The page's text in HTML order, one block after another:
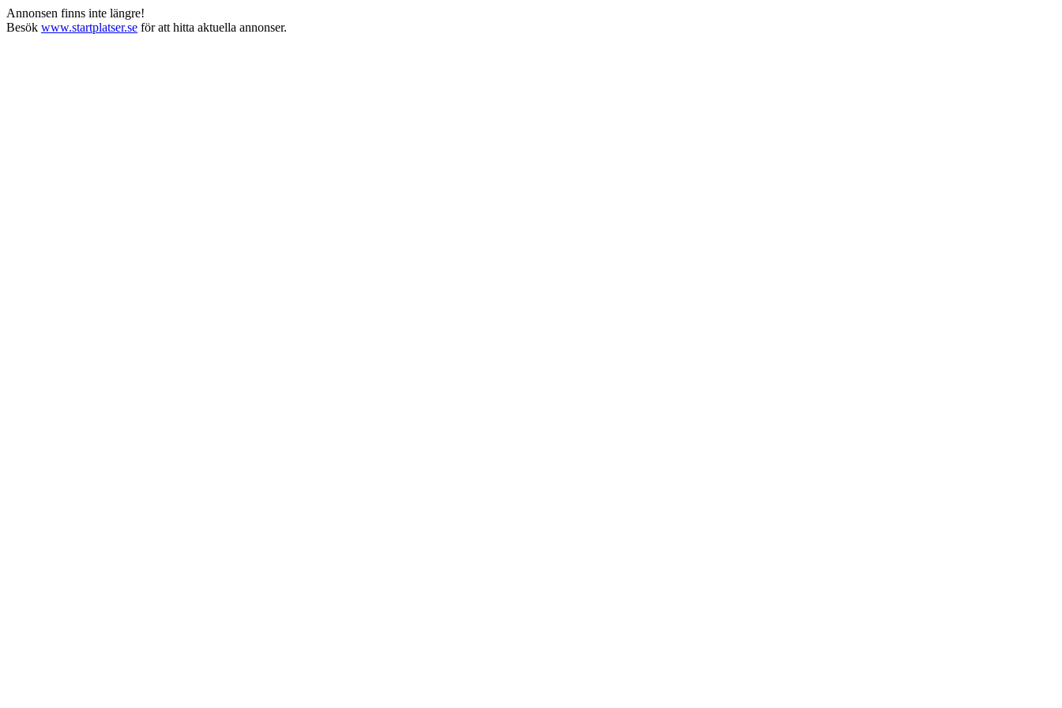
Annonsen finns inte längre!
Besök www.startplatser.se för att hitta aktuella annonser.